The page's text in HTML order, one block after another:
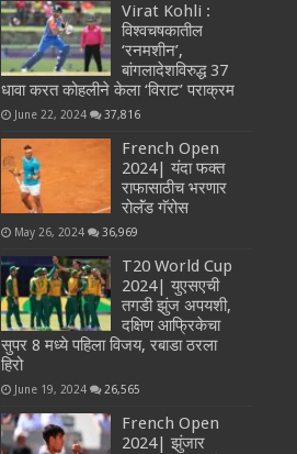
Virat Kohli :
विश्वचषकातील
‘रनमशीन’,
बांगलादेशविरुद्ध 37
धावा करत कोहलीने केला ‘विराट’ पराक्रम
June 22, 2024 37,816
French Open
2024| यंदा फक्त
राफासाठीच भरणार
रोलॅंड गॅरोस
May 26, 2024 36,969
T20 World Cup
2024| युएसएची
तगडी झुंज अपयशी,
दक्षिण आफ्रिकेचा
सुपर 8 मध्ये पहिला विजय, रबाडा ठरला
हिरो
June 19, 2024 26,565
French Open
2024| झुंजार